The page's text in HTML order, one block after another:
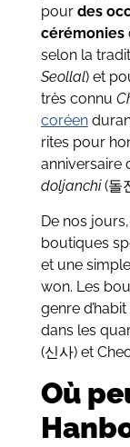
pour des
cérémonies
selon la
Seollal) et
très connu
coréen
rites pour
anniversaire
doljanchi(돌
De nos
boutiques
et une
won. Les
genre
dans les
(신사) et
Où